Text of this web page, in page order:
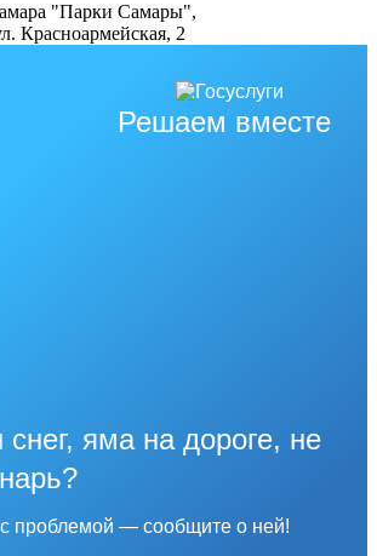
"Парки Самары",
Красноармейская, 2
Решаем вместе
яма на дороге, не
проблемой — сообщите о ней!